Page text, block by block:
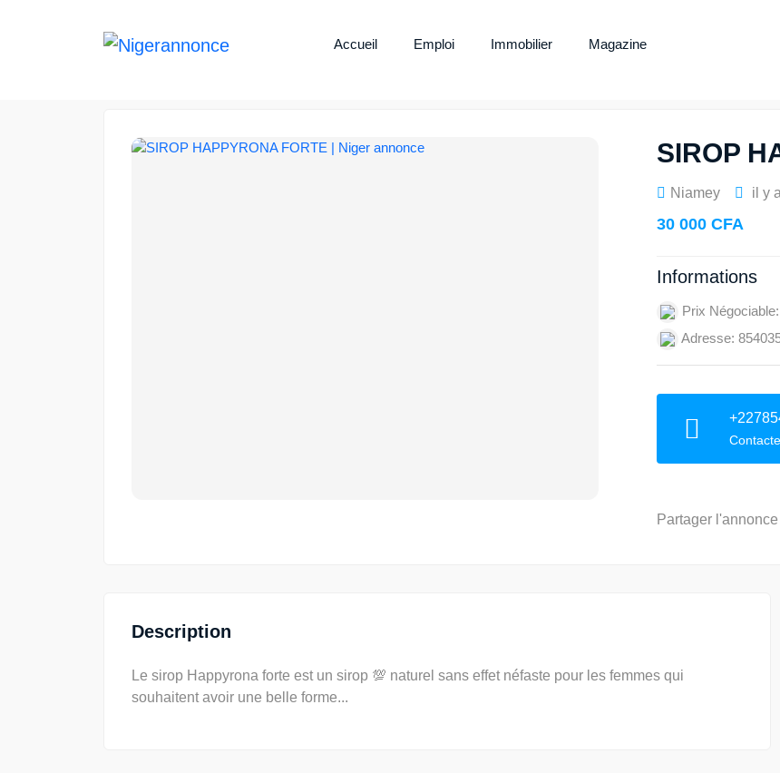
Accueil Emploi Immobilier Magazine
SIROP
Niamey il y
30 000 CFA
Informations
Prix
Adresse:
Partager l'annonce
Description
Le sirop Happyrona forte est un sirop 💯 naturel sans effet néfaste pour les femmes qui
souhaitent avoir une belle forme...